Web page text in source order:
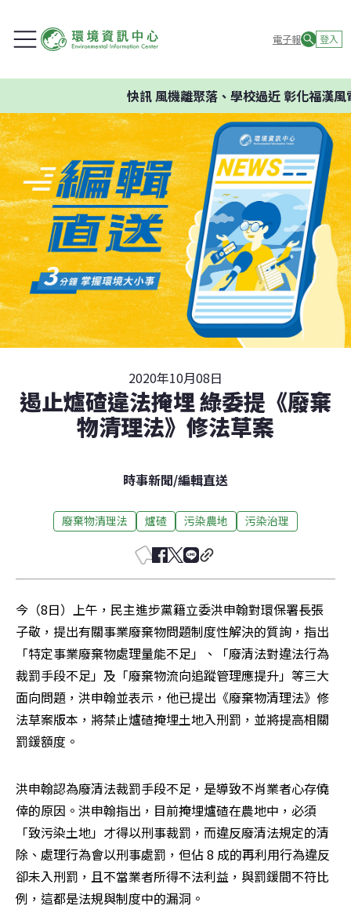
電子報 登入
快訊風機離聚落、學校過近 彰化福漢風
2020年10月08日
遏止爐碴違法掩埋 綠委提《廢棄
物清理法》修法草案
時事新聞/編輯直送
廢棄物清理法 爐碴 污染農地 污染治理
今（8日）上午，民主進步黨籍立委洪申翰對環保署長張
子敬，提出有關事業廢棄物問題制度性解決的質詢，指出
「特定事業廢棄物處理量能不足」、「廢清法對違法行為
裁罰手段不足」及「廢棄物流向追蹤管理應提升」等三大
面向問題，洪申翰並表示，他已提出《廢棄物清理法》修
法草案版本，將禁止爐碴掩埋土地入刑罰，並將提高相關
罰鍰額度。
洪申翰認為廢清法裁罰手段不足，是導致不肖業者心存僥
倖的原因。洪申翰指出，目前掩埋爐碴在農地中，必須
「致污染土地」才得以刑事裁罰，而違反廢清法規定的清
除、處理行為會以刑事處罰，但佔 8 成的再利用行為違反
卻未入刑罰，且不當業者所得不法利益，與罰鍰間不符比
例，這都是法規與制度中的漏洞。